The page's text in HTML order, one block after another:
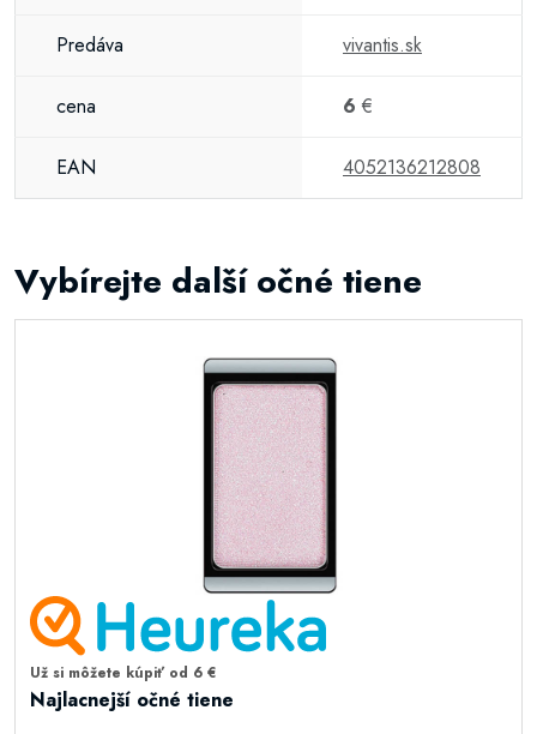
Predáva vivantis.sk
cena 6 €
EAN 4052136212808
Vybírejte další očné tiene
Už si môžete kúpiť od 6 €
Najlacnejší očné tiene